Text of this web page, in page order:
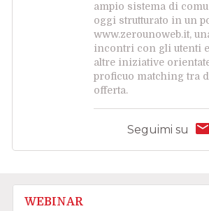
ampio sistema di
oggi strutturato in un
www.zerounoweb.it,
incontri con gli utenti
altre iniziative
proficuo matching tra
offerta.
Seguimi su
WEBINAR